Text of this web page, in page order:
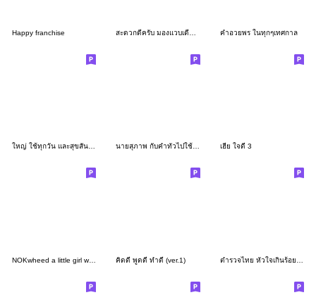
Happy franchise คำอวยพร ในทุกๆเทศกาล
ใหญ่ ใช้ทุกวัน และสุขสันต์วันปีใหม่ครับ นายสุภาพ กับคำทั่วไปใช้ง่ายครับ2 เฮีย ใจดี 3
NOKwheed a little girl with braids. คิดดี พูดดี ทำดี (ver.1)